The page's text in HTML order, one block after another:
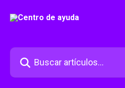
Buscar artículos...